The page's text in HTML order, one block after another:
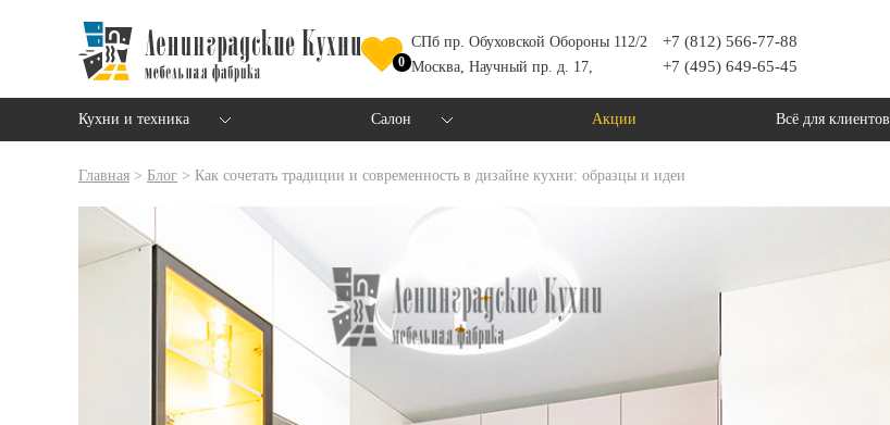
0
СПб пр. Обуховской Обороны 112/2 +7 (812) 566-77-88
Москва, Научный пр. д. 17, +7 (495) 649-65-45
Кухни и техника Салон Акции Всё для клиентов
Главная > Блог > Как сочетать традиции и современность в дизайне кухни: образцы и идеи